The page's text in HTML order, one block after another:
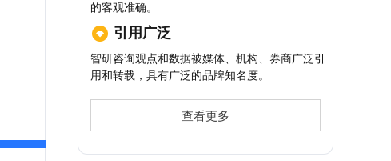
的客观准确。
引用广泛
智研咨询观点和数据被媒体、机构、券商广泛引
用和转载，具有广泛的品牌知名度。
查看更多